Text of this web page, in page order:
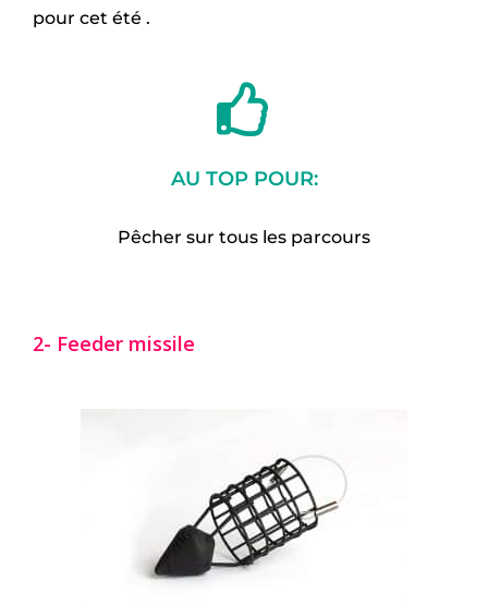
pour cet été .
AU TOP POUR:
Pêcher sur tous les parcours
2- Feeder missile